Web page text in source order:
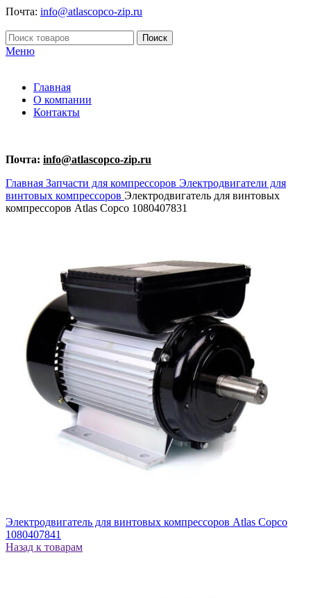
Почта: info@atlascopco-zip.ru
Поиск
Меню
Главная
О компании
Контакты
Почта: info@atlascopco-zip.ru
Главная Запчасти для компрессоров Электродвигатели для
винтовых компрессоров Электродвигатель для винтовых
компрессоров Atlas Copco 1080407831
Электродвигатель для винтовых компрессоров Atlas Copco
1080407841
Назад к товарам